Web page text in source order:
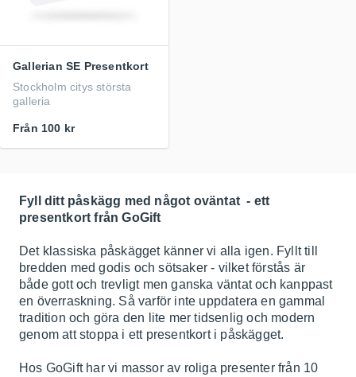
Gallerian SE Presentkort
Stockholm citys största
galleria
Från 100 kr
Fyll ditt påskägg med något oväntat - ett
presentkort från GoGift
Det klassiska påskägget känner vi alla igen. Fyllt till
bredden med godis och sötsaker - vilket förstås är
både gott och trevligt men ganska väntat och kanppast
en överraskning. Så varför inte uppdatera en gammal
tradition och göra den lite mer tidsenlig och modern
genom att stoppa i ett presentkort i påskägget.
Hos GoGift har vi massor av roliga presenter från 10